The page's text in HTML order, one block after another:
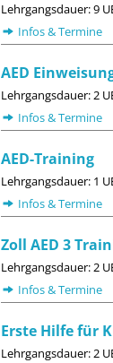
Lehrgangsdauer: 9
Infos & Termine
AED
Lehrgangsdauer: 2
Infos & Termine
AED-Training
Lehrgangsdauer: 1
Infos & Termine
Zoll AED 3
Lehrgangsdauer: 2
Infos & Termine
Erste Hilfe für
Lehrgangsdauer: 2